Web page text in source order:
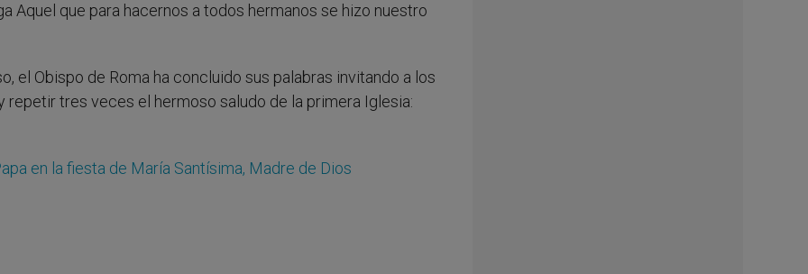
Aquel que para hacernos a todos hermanos se hizo nuestro
el Obispo de Roma ha concluido sus palabras invitando a los
tres veces el hermoso saludo de la primera Iglesia:
en la fiesta de Marí­a Santí­sima, Madre de Dios